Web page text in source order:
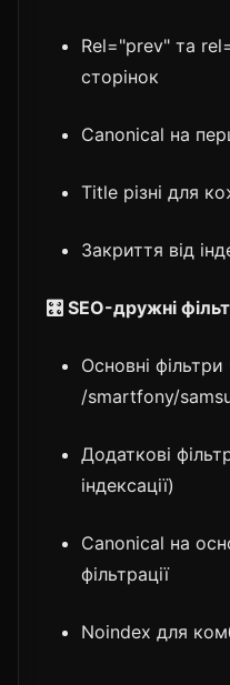
Rel="prev" та
сторінок
Canonical на
Title різні для
Закриття від
🎛️ SEO-дружні
Основні
/smartfony/
Додаткові
індексації)
Canonical на
фільтрації
Noindex для